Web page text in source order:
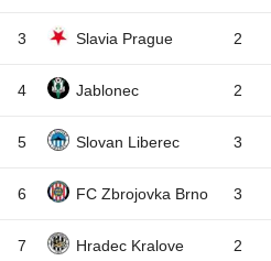
3 Slavia Prague 2
4 Jablonec 2
5 Slovan Liberec 3
6 FC Zbrojovka Brno 3
7 Hradec Kralove 2